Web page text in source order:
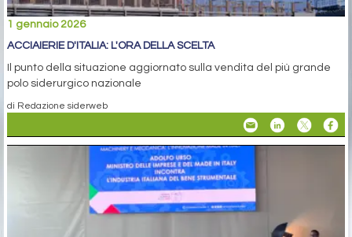
1 gennaio 2026
ACCIAIERIE D'ITALIA: L'ORA DELLA SCELTA
Il punto della situazione aggiornato sulla vendita del più grande
polo siderurgico nazionale
di Redazione siderweb